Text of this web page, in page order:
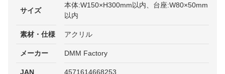
サイズ
本体:W150×H300mm以内、台座:W80×50mm
以内
素材・仕様 アクリル
メーカー DMM Factory
JAN 4571614668253